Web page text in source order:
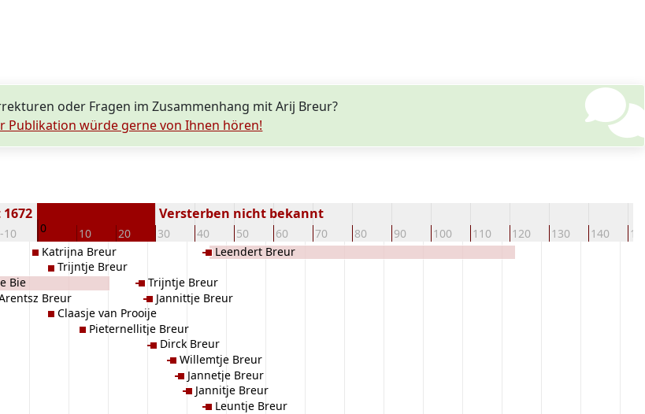
oder Fragen im Zusammenhang mit Arij Breur?
Publikation würde gerne von Ihnen hören!
-10 0 10 20 30 40 50 60 70 80 90 100 110 120 130 140
Versterben nicht bekannt
Bie
Breur
Katrijna Breur
Trijntje Breur
Claasje van Prooije
Pieternellitje Breur
Trijntje Breur
Jannittje Breur
Dirck Breur
Willemtje Breur
Jannetje Breur
Jannitje Breur
Leendert Breur
Leuntje Breur